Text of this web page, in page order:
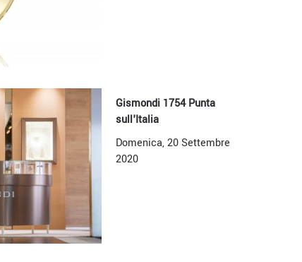
Gismondi 1754 Punta
sull'Italia
Domenica, 20 Settembre
2020